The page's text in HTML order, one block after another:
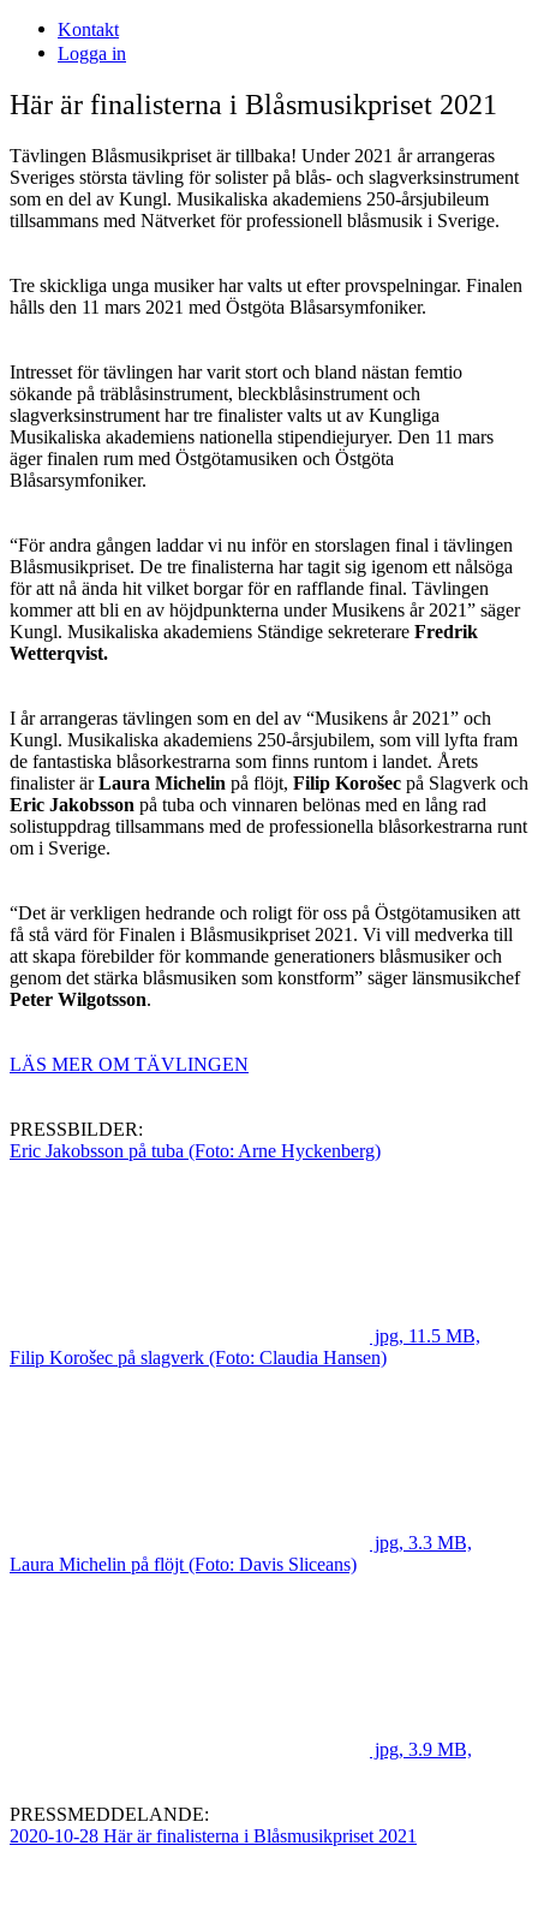
Kontakt
Logga in
Här är finalisterna i Blåsmusikpriset 2021
Tävlingen Blåsmusikpriset är tillbaka! Under 2021 år arrangeras
Sveriges största tävling för solister på blås- och slagverksinstrument
som en del av Kungl. Musikaliska akademiens 250-årsjubileum
tillsammans med Nätverket för professionell blåsmusik i Sverige.
Tre skickliga unga musiker har valts ut efter provspelningar. Finalen
hålls den 11 mars 2021 med Östgöta Blåsarsymfoniker.
Intresset för tävlingen har varit stort och bland nästan femtio
sökande på träblåsinstrument, bleckblåsinstrument och
slagverksinstrument har tre finalister valts ut av Kungliga
Musikaliska akademiens nationella stipendiejuryer. Den 11 mars
äger finalen rum med Östgötamusiken och Östgöta
Blåsarsymfoniker.
“För andra gången laddar vi nu inför en storslagen final i tävlingen
Blåsmusikpriset. De tre finalisterna har tagit sig igenom ett nålsöga
för att nå ända hit vilket borgar för en rafflande final. Tävlingen
kommer att bli en av höjdpunkterna under Musikens år 2021” säger
Kungl. Musikaliska akademiens Ständige sekreterare Fredrik
Wetterqvist.
I år arrangeras tävlingen som en del av “Musikens år 2021” och
Kungl. Musikaliska akademiens 250-årsjubilem, som vill lyfta fram
de fantastiska blåsorkestrarna som finns runtom i landet. Årets
finalister ärLaura Michelin på flöjt, Filip Korošec på Slagverk och
Eric Jakobsson på tuba och vinnaren belönas med en lång rad
solistuppdrag tillsammans med de professionella blåsorkestrarna runt
om i Sverige.
“Det är verkligen hedrande och roligt för oss på Östgötamusiken att
få stå värd för Finalen i Blåsmusikpriset 2021. Vi vill medverka till
att skapa förebilder för kommande generationers blåsmusiker och
genom det stärka blåsmusiken som konstform” säger länsmusikchef
Peter Wilgotsson.
LÄS MER OM TÄVLINGEN
PRESSBILDER:
Eric Jakobsson på tuba (Foto: Arne Hyckenberg)
jpg, 11.5 MB,
Filip Korošec på slagverk (Foto: Claudia Hansen)
jpg, 3.3 MB,
Laura Michelin på flöjt (Foto: Davis Sliceans)
jpg, 3.9 MB,
PRESSMEDDELANDE:
2020-10-28 Här är finalisterna i Blåsmusikpriset 2021